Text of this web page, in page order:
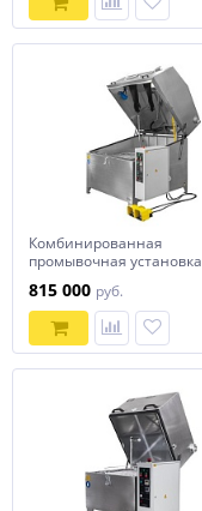
Комбинированная
промывочная установка
815 000 руб.